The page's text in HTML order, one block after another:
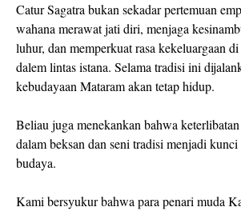
Catur Sagatra bukan sekadar pertemuan
wahana merawat jati diri, menjaga
luhur, dan memperkuat rasa kekeluargaan di
dalem lintas istana. Selama tradisi ini
kebudayaan Mataram akan tetap hidup.
Beliau juga menekankan bahwa
dalam beksan dan seni tradisi menjadi
budaya.
Kami bersyukur bahwa para penari muda